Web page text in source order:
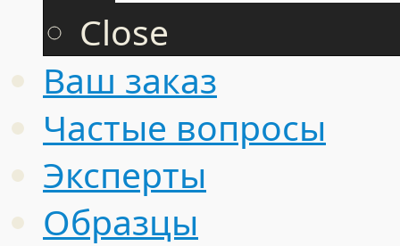
Close
Ваш заказ
Частые вопросы
Эксперты
Образцы